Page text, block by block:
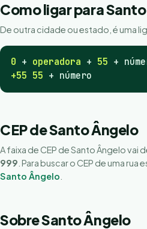
Como ligar para
De outra cidade ou estado, é uma
0 + operadora + 55 +
+55 55 + número
CEP de Santo Ângelo
A faixa de CEP de Santo Ângelo vai
999 . Para buscar o CEP de uma rua
Santo Ângelo
Sobre Santo Ângelo